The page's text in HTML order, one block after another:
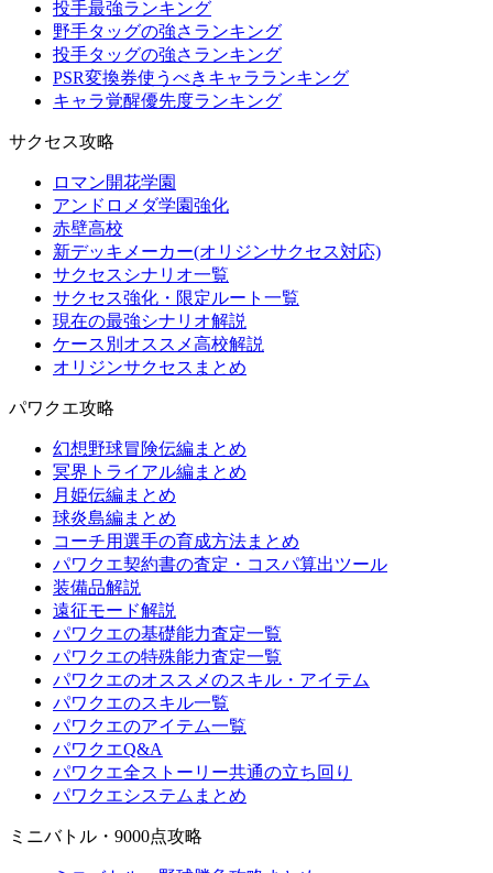
投手最強ランキング
野手タッグの強さランキング
投手タッグの強さランキング
PSR変換券使うべきキャラランキング
キャラ覚醒優先度ランキング
サクセス攻略
ロマン開花学園
アンドロメダ学園強化
赤壁高校
新デッキメーカー(オリジンサクセス対応)
サクセスシナリオ一覧
サクセス強化・限定ルート一覧
現在の最強シナリオ解説
ケース別オススメ高校解説
オリジンサクセスまとめ
パワクエ攻略
幻想野球冒険伝編まとめ
冥界トライアル編まとめ
月姫伝編まとめ
球炎島編まとめ
コーチ用選手の育成方法まとめ
パワクエ契約書の査定・コスパ算出ツール
装備品解説
遠征モード解説
パワクエの基礎能力査定一覧
パワクエの特殊能力査定一覧
パワクエのオススメのスキル・アイテム
パワクエのスキル一覧
パワクエのアイテム一覧
パワクエQ&A
パワクエ全ストーリー共通の立ち回り
パワクエシステムまとめ
ミニバトル・9000点攻略